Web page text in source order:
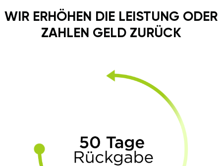
WIR ERHÖHEN DIE LEISTUNG ODER
ZAHLEN GELD ZURÜCK